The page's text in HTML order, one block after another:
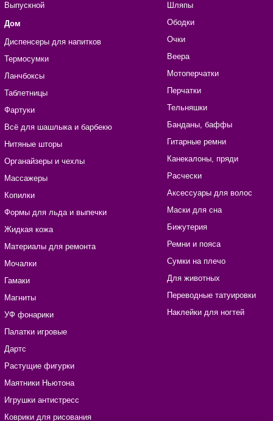
Выпускной
Дом
Диспенсеры для напитков
Термосумки
Ланчбоксы
Таблетницы
Фартуки
Всё для шашлыка и барбекю
Нитяные шторы
Органайзеры и чехлы
Массажеры
Копилки
Формы для льда и выпечки
Жидкая кожа
Материалы для ремонта
Мочалки
Гамаки
Магниты
УФ фонарики
Палатки игровые
Дартс
Растущие фигурки
Маятники Ньютона
Игрушки антистресс
Коврики для рисования
Шляпы
Ободки
Очки
Веера
Мотоперчатки
Перчатки
Тельняшки
Банданы, баффы
Гитарные ремни
Канекалоны, пряди
Расчески
Аксессуары для волос
Маски для сна
Бижутерия
Ремни и пояса
Сумки на плечо
Для животных
Переводные татуировки
Наклейки для ногтей